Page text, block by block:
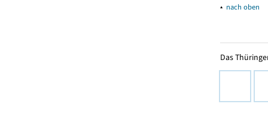
▴ nach oben
Das